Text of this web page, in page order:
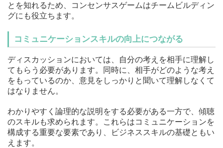
とを知れるため、コンセンサスゲームはチームビルディン
グにも役立ちます。
コミュニケーションスキルの向上につながる
ディスカッションにおいては、自分の考えを相手に理解し
てもらう必要があります。同時に、相手がどのような考え
をもっているのか、意見をしっかりと聞いて理解しなくて
はなりません。
わかりやすく論理的な説明をする必要がある一方で、傾聴
のスキルも求められます。これらはコミュニケーションを
構成する重要な要素であり、ビジネススキルの基礎ともい
えます。